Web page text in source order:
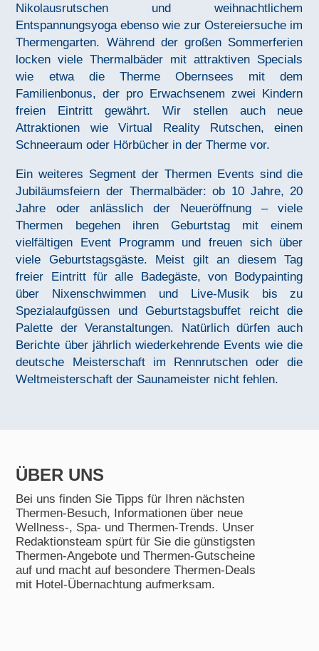
Nikolausrutschen und weihnachtlichem
Entspannungsyoga ebenso wie zur Ostereiersuche im
Thermengarten. Während der großen Sommerferien
locken viele Thermalbäder mit attraktiven Specials
wie etwa die Therme Obernsees mit dem
Familienbonus, der pro Erwachsenem zwei Kindern
freien Eintritt gewährt. Wir stellen auch neue
Attraktionen wie Virtual Reality Rutschen, einen
Schneeraum oder Hörbücher in der Therme vor.
Ein weiteres Segment der Thermen Events sind die
Jubiläumsfeiern der Thermalbäder: ob 10 Jahre, 20
Jahre oder anlässlich der Neueröffnung – viele
Thermen begehen ihren Geburtstag mit einem
vielfältigen Event Programm und freuen sich über
viele Geburtstagsgäste. Meist gilt an diesem Tag
freier Eintritt für alle Badegäste, von Bodypainting
über Nixenschwimmen und Live-Musik bis zu
Spezialaufgüssen und Geburtstagsbuffet reicht die
Palette der Veranstaltungen. Natürlich dürfen auch
Berichte über jährlich wiederkehrende Events wie die
deutsche Meisterschaft im Rennrutschen oder die
Weltmeisterschaft der Saunameister nicht fehlen.
ÜBER UNS
Bei uns finden Sie Tipps für Ihren nächsten
Thermen-Besuch, Informationen über neue
Wellness-, Spa- und Thermen-Trends. Unser
Redaktionsteam spürt für Sie die günstigsten
Thermen-Angebote und Thermen-Gutscheine
auf und macht auf besondere Thermen-Deals
mit Hotel-Übernachtung aufmerksam.